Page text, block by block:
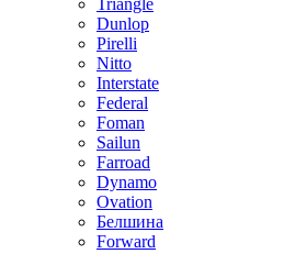
Triangle
Dunlop
Pirelli
Nitto
Interstate
Federal
Foman
Sailun
Farroad
Dynamo
Ovation
Белшина
Forward